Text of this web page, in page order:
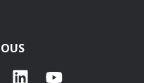
LinkedInYouTube